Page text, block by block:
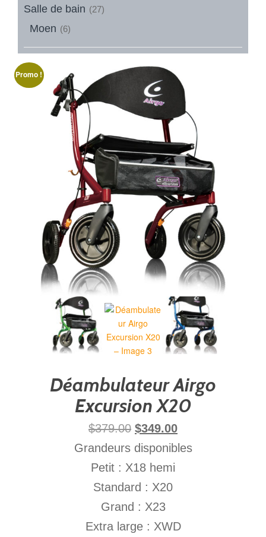
Salle de bain (27)
Moen (6)
Promo !
Déambulateur Airgo
Excursion X20
$379.00 $349.00
Grandeurs disponibles
Petit : X18 hemi
Standard : X20
Grand : X23
Extra large : XWD